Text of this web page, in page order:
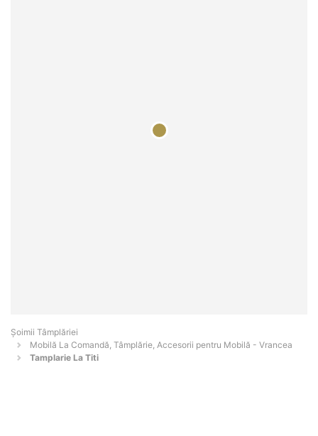
Șoimii Tâmplăriei
Mobilă La Comandă, Tâmplărie, Accesorii pentru Mobilă - Vrancea
Tamplarie La Titi